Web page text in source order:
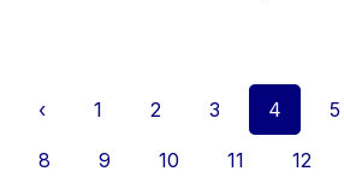
‹ 1 2 3 4 5
8 9 10 11 12